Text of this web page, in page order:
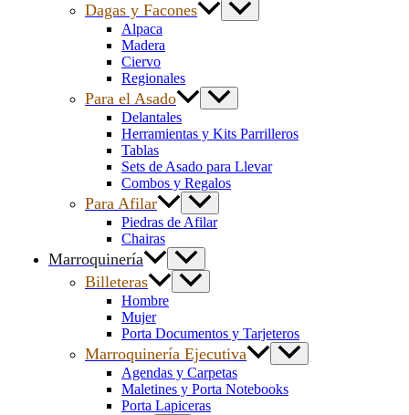
Dagas y Facones
Alpaca
Madera
Ciervo
Regionales
Para el Asado
Delantales
Herramientas y Kits Parrilleros
Tablas
Sets de Asado para Llevar
Combos y Regalos
Para Afilar
Piedras de Afilar
Chairas
Marroquinería
Billeteras
Hombre
Mujer
Porta Documentos y Tarjeteros
Marroquinería Ejecutiva
Agendas y Carpetas
Maletines y Porta Notebooks
Porta Lapiceras